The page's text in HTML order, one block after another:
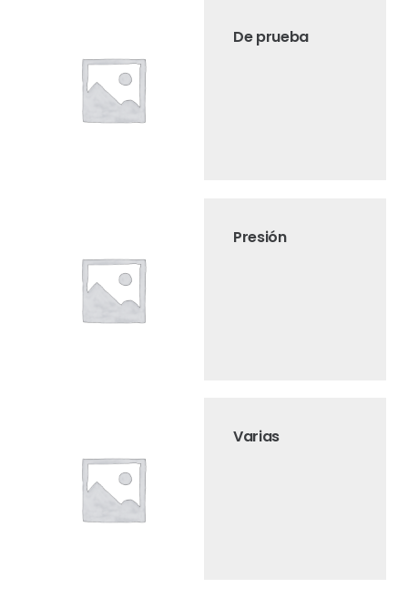
De prueba
Presión
Varias